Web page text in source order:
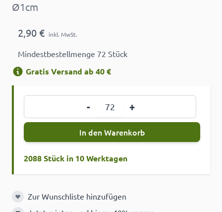
Ø1cm
2,90 € inkl. MwSt.
Mindestbestellmenge 72 Stück
Gratis Versand ab 40 €
- +
In den Warenkorb
2088 Stück in 10 Werktagen
Zur Wunschliste hinzufügen
Zur Wunschliste hinzufügen